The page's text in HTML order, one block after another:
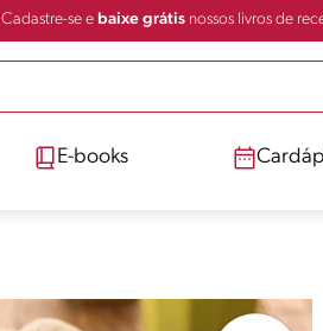
Cadastre-se e baixe grátisnossos livros de
E-books